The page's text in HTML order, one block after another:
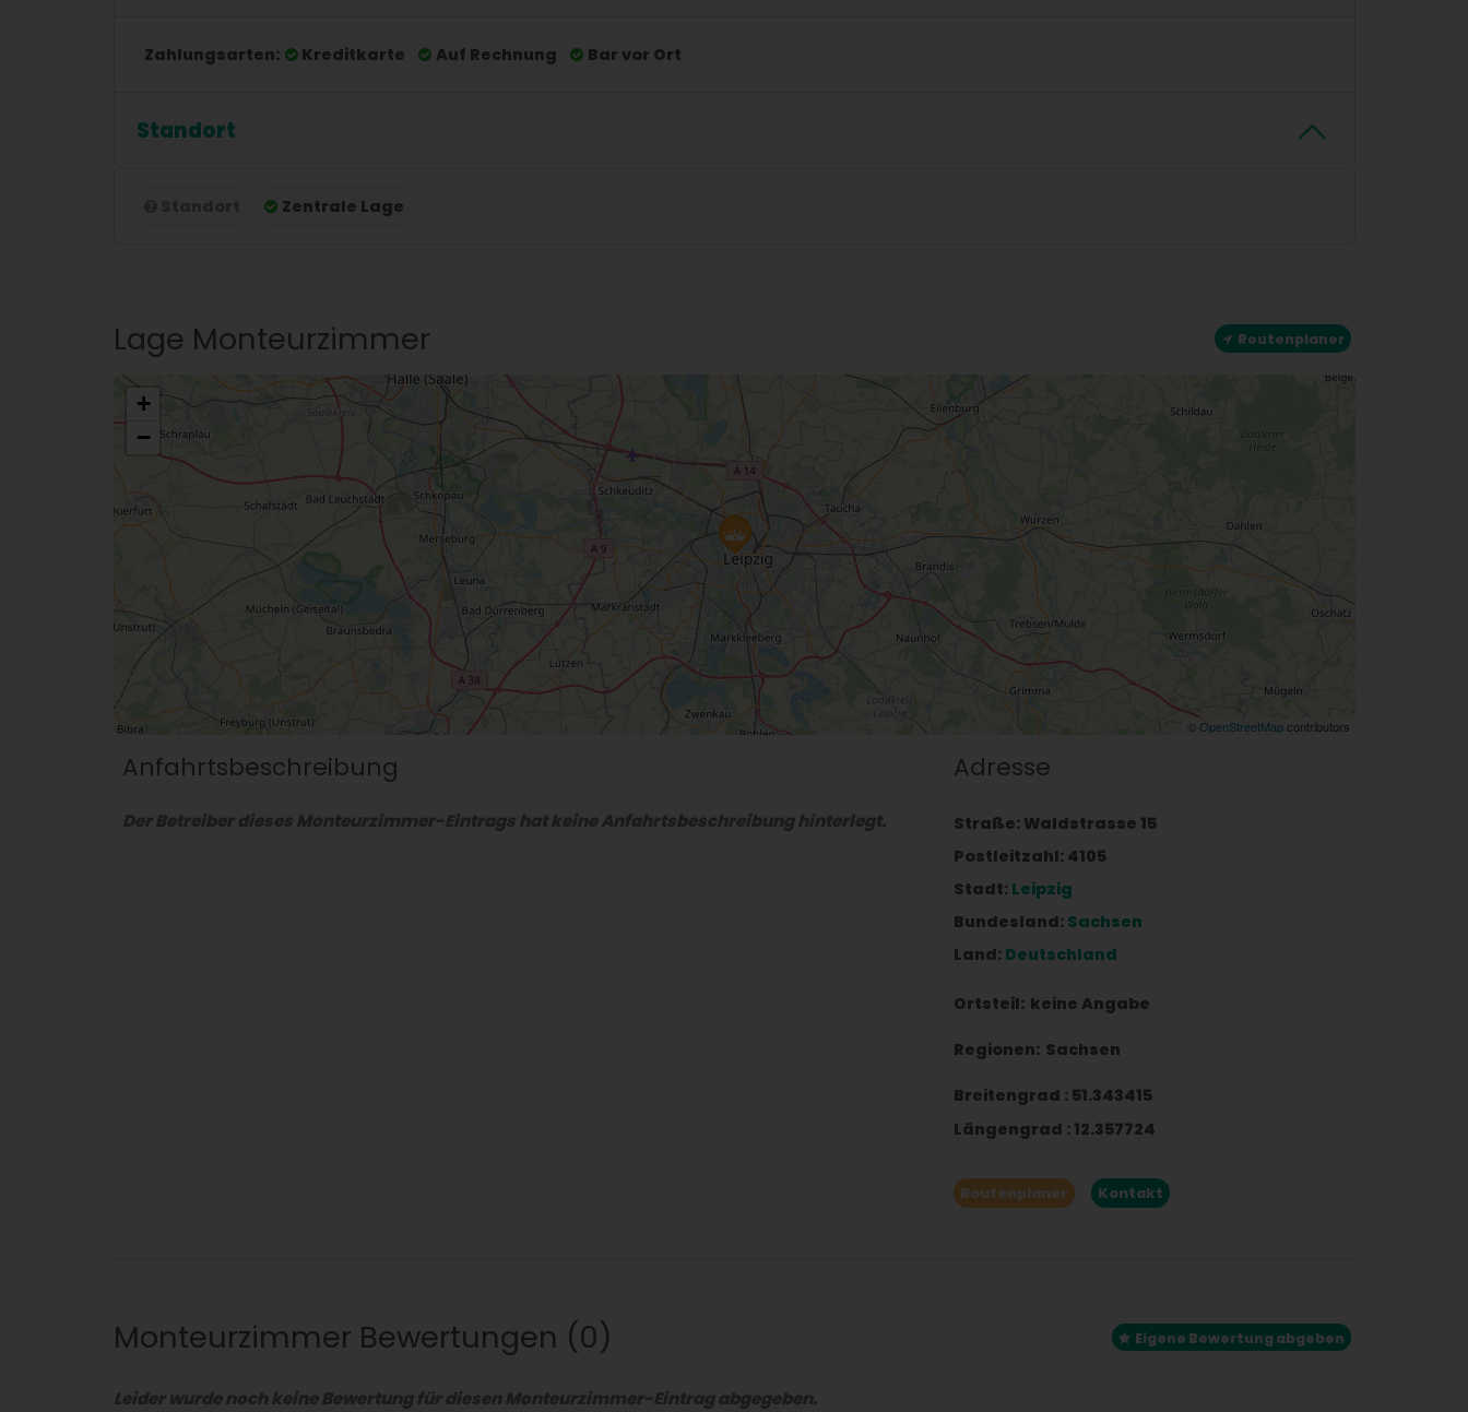
Zahlungsarten: Kreditkarte Auf Rechnung Bar vor Ort
Standort
Zentrale Lage
Lage Monteurzimmer Routenplaner
+
−
© OpenStreetMapcontributors
Anfahrtsbeschreibung
Der Betreiber dieses Monteurzimmer-Eintrags hat keine Anfahrtsbeschreibung hinterlegt.
Adresse
Straße: Waldstrasse 15
Postleitzahl: 4105
Stadt: Leipzig
Bundesland: Sachsen
Land: Deutschland
Ortsteil: keine Angabe
Regionen: Sachsen
Breitengrad : 51.343415
Längengrad : 12.357724
Routenplaner Kontakt
Monteurzimmer Bewertungen 0 Eigene Bewertung abgeben
Leider wurde noch keine Bewertung für diesen Monteurzimmer-Eintrag abgegeben.